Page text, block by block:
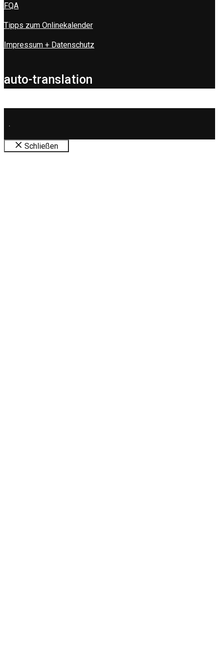
FQA
Tipps zum Onlinekalender
Impressum + Datenschutz
auto-translation
.
Schließen